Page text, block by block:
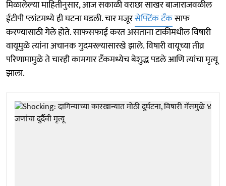
मिळालेल्या माहितीनुसार, आज सकाळी वराछा साखर बाजाराजवळील
ईटीपी प्लांटमध्ये ही घटना घडली. चार मजूरसेफ्टिंक टँकसाफ
करण्यासाठी गेले होते. साफसफाई करत असताना टाकीमधील विषारी
वायूमुळे त्यांना अचानक गुदमरल्यासारखे झाले. विषारी वायूच्या तीव्र
परिणामामुळे ते चारही कामगार टँकमध्येच बेशुद्ध पडले आणि त्यांचा मृत्यू
झाला.